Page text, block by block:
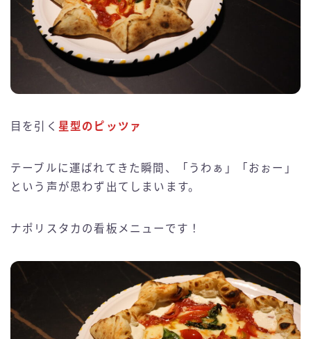
目を引く 星型のピッツァ
テーブルに運ばれてきた瞬間、「うわぁ」「おぉー」
という声が思わず出てしまいます。
ナポリスタカの看板メニューです！